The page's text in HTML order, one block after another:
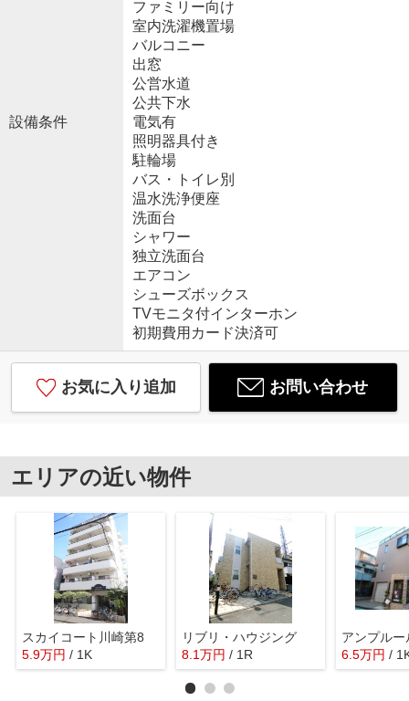
設備条件
ファミリー向け
室内洗濯機置場
バルコニー
出窓
公営水道
公共下水
電気有
照明器具付き
駐輪場
バス・トイレ別
温水洗浄便座
洗面台
シャワー
独立洗面台
エアコン
シューズボックス
TVモニタ付インターホン
初期費用カード決済可
お気に入り追加 お問い合わせ
エリアの近い物件
スカイコート川崎第8
5.9万円 / 1K
リブリ・ハウジング
8.1万円 / 1R 6.5万円 /